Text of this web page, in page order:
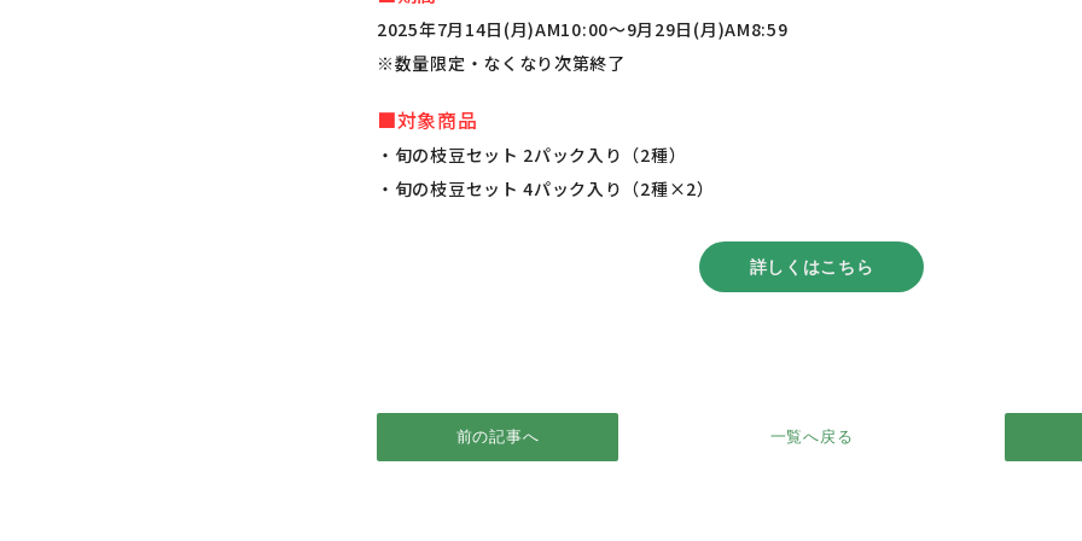
2025年7月14日(月)AM10:00～9月29日(月)AM8:59
※数量限定・なくなり次第終了
■対象商品
・旬の枝豆セット 2パック入り（2種）
・旬の枝豆セット 4パック入り（2種×2）
詳しくはこちら
前の記事へ 一覧へ戻る